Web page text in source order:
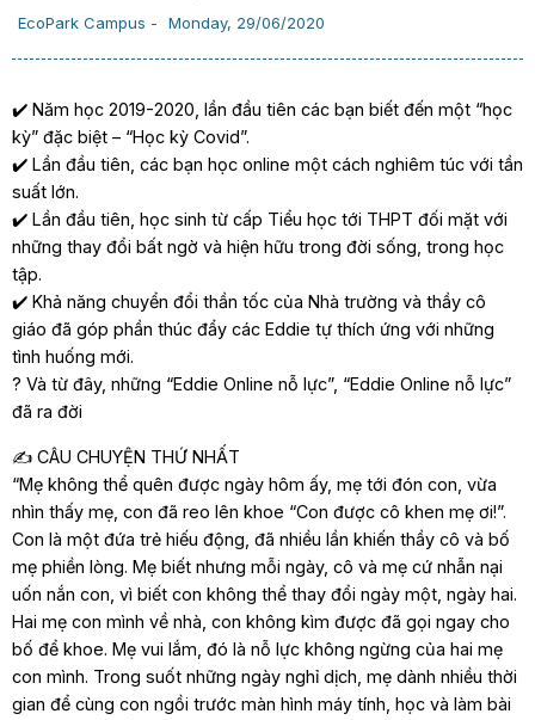
EcoPark Campus - Monday, 29/06/2020
✔️ Năm học 2019-2020, lần đầu tiên các bạn biết đến một “học
kỳ” đặc biệt – “Học kỳ Covid”.
✔️ Lần đầu tiên, các bạn học online một cách nghiêm túc với tần
suất lớn.
✔️ Lần đầu tiên, học sinh từ cấp Tiểu học tới THPT đối mặt với
những thay đổi bất ngờ và hiện hữu trong đời sống, trong học
tập.
✔️ Khả năng chuyển đổi thần tốc của Nhà trường và thầy cô
giáo đã góp phần thúc đẩy các Eddie tự thích ứng với những
tình huống mới.
? Và từ đây, những “Eddie Online nỗ lực”, “Eddie Online nỗ lực”
đã ra đời
✍️ CÂU CHUYỆN THỨ NHẤT
“Mẹ không thể quên được ngày hôm ấy, mẹ tới đón con, vừa
nhìn thấy mẹ, con đã reo lên khoe “Con được cô khen mẹ ơi!”.
Con là một đứa trẻ hiếu động, đã nhiều lần khiến thầy cô và bố
mẹ phiền lòng. Mẹ biết nhưng mỗi ngày, cô và mẹ cứ nhẫn nại
uốn nắn con, vì biết con không thể thay đổi ngày một, ngày hai.
Hai mẹ con mình về nhà, con không kìm được đã gọi ngay cho
bố để khoe. Mẹ vui lắm, đó là nỗ lực không ngừng của hai mẹ
con mình. Trong suốt những ngày nghỉ dịch, mẹ dành nhiều thời
gian để cùng con ngồi trước màn hình máy tính, học và làm bài